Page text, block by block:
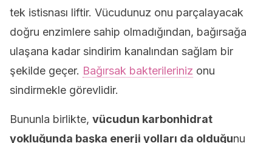
tek istisnası liftir. Vücudunuz onu parçalayacak
doğru enzimlere sahip olmadığından, bağırsağa
ulaşana kadar sindirim kanalından sağlam bir
şekilde geçer. Bağırsak bakterileriniz onu
sindirmekle görevlidir.
Bununla birlikte, vücudun karbonhidrat
yokluğunda başka enerji yolları da olduğunu